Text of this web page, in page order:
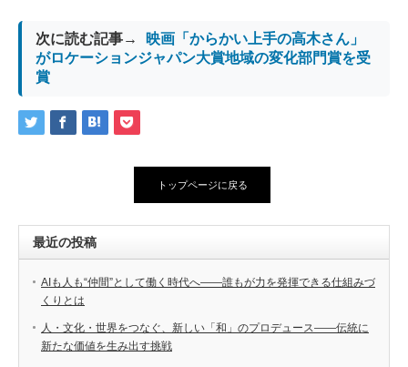
次に読む記事→
映画「からかい上手の高木さん」
がロケーションジャパン大賞地域の変化部門賞を受
賞
トップページに戻る
最近の投稿
AIも人も“仲間”として働く時代へ――誰もが力を発揮できる仕組みづ
くりとは
人・文化・世界をつなぐ、新しい「和」のプロデュース――伝統に
新たな価値を生み出す挑戦